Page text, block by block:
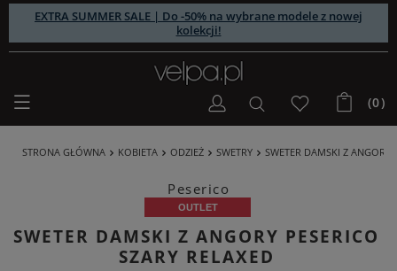
EXTRA SUMMER SALE | Do -50% na wybrane modele z nowej
kolekcji!
(0)
STRONA GŁÓWNA KOBIETA ODZIEŻ SWETRY SWETER DAMSKI Z ANGORY
Peserico
OUTLET
SWETER DAMSKI Z ANGORY PESERICO
SZARY RELAXED